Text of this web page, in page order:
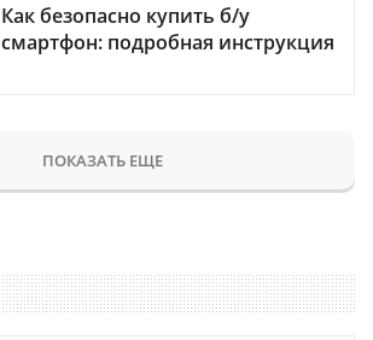
Как безопасно купить б/у
смартфон: подробная инструкция
ПОКАЗАТЬ ЕЩЕ